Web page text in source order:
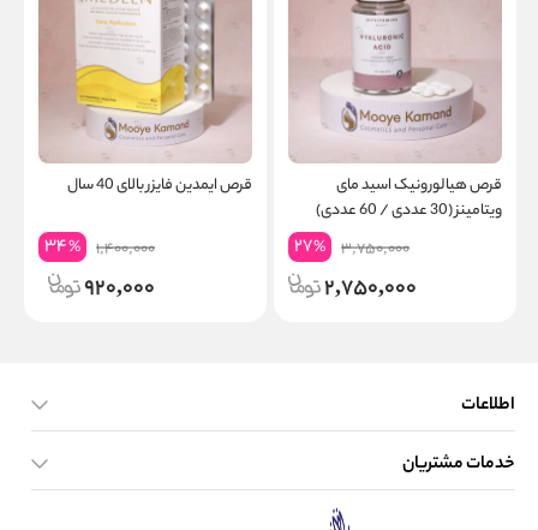
قرص هیالورونیک اسید مای
ویتامینز (30 عددی / 60 عددی)
3,750,000
27%
2,750,000
قرص ایمدین فایزر بالای 40 سال
1,400,000
34%
920,000
اطلاعات
صفحه اصلی
خدمات مشتریان